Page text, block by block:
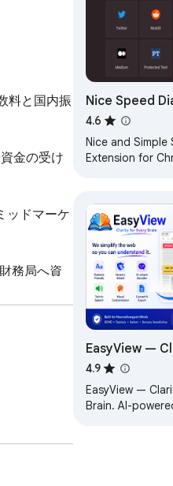
料と国内振
金の受け
ッドマーケ
務局へ資
レアル)、
Nice Speed
4.6
Nice and Simple
Extension for
EasyView —
Brain
4.9
EasyView —
Brain. AI-